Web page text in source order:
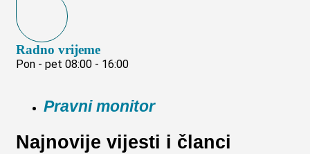
Radno vrijeme
Pon - pet 08:00 - 16:00
Pravni monitor
Najnovije vijesti i članci